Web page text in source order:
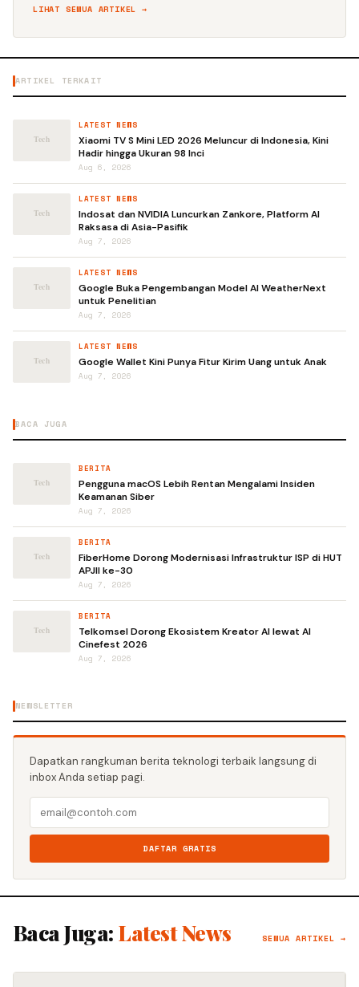
LIHAT SEMUA ARTIKEL →
ARTIKEL TERKAIT
LATEST NEWS
Xiaomi TV S Mini LED 2026 Meluncur di Indonesia, Kini
Hadir hingga Ukuran 98 Inci
Aug 6, 2026
LATEST NEWS
Indosat dan NVIDIA Luncurkan Zankore, Platform AI
Raksasa di Asia-Pasifik
Aug 7, 2026
LATEST NEWS
Google Buka Pengembangan Model AI WeatherNext
untuk Penelitian
Aug 7, 2026
LATEST NEWS
Google Wallet Kini Punya Fitur Kirim Uang untuk Anak
Aug 7, 2026
BACA JUGA
BERITA
Pengguna macOS Lebih Rentan Mengalami Insiden
Keamanan Siber
Aug 7, 2026
BERITA
FiberHome Dorong Modernisasi Infrastruktur ISP di HUT
APJII ke-30
Aug 7, 2026
BERITA
Telkomsel Dorong Ekosistem Kreator AI lewat AI
Cinefest 2026
Aug 7, 2026
NEWSLETTER
Dapatkan rangkuman berita teknologi terbaik langsung di
inbox Anda setiap pagi.
DAFTAR GRATIS
Baca Juga: Latest News SEMUA ARTIKEL →